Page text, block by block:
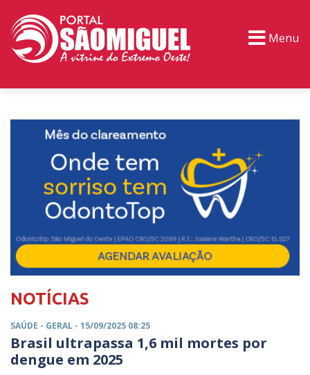
Menu
NOTÍCIAS
SAÚDE - GERAL - 15/09/2025 08:25
Brasil ultrapassa 1,6 mil mortes por
dengue em 2025